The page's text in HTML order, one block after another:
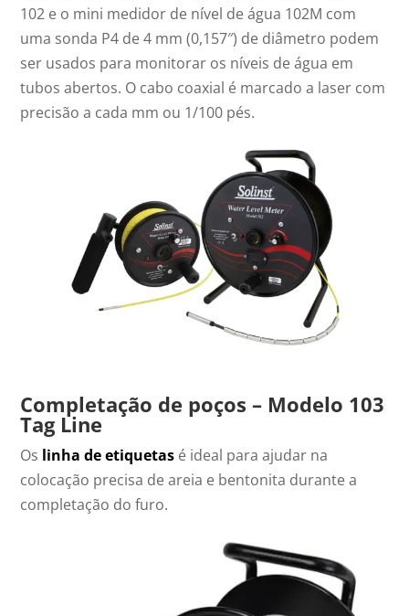
102 e o mini medidor de nível de água 102M com
uma sonda P4 de 4 mm (0,157″) de diâmetro podem
ser usados para monitorar os níveis de água em
tubos abertos. O cabo coaxial é marcado a laser com
precisão a cada mm ou 1/100 pés.
Completação de poços – Modelo 103
Tag Line
Os linha de etiquetas é ideal para ajudar na
colocação precisa de areia e bentonita durante a
completação do furo.